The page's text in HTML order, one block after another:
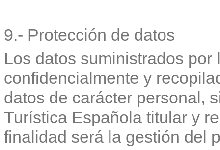
9.- Protección de datos
Los datos suministrados
confidencialmente y
datos de carácter personal,
Turística Española titular y
finalidad será la gestión del